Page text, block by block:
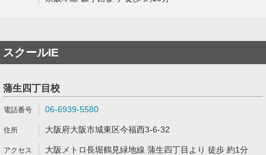
スクールIE
蒲生四丁目校
06-6939-5580
大阪府大阪市城東区今福西3-6-32
大阪メトロ長堀鶴見緑地線 蒲生四丁目より 徒歩 約1分